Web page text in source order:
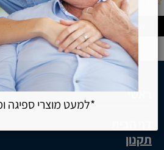
ראשי
תקנון
*למעט מוצרי ספיגה